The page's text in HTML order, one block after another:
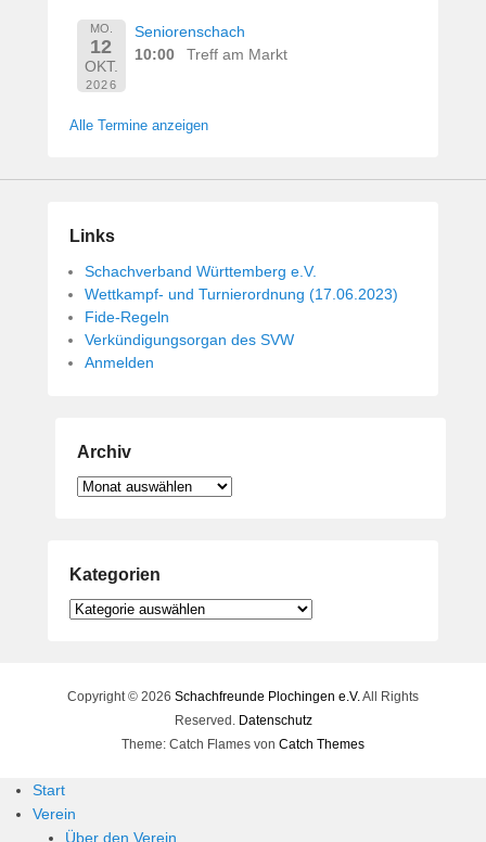
MO.
12
OKT.
2026
Seniorenschach
10:00
Treff am Markt
Alle Termine anzeigen
Links
Schachverband Württemberg e.V.
Wettkampf- und Turnierordnung (17.06.2023)
Fide-Regeln
Verkündigungsorgan des SVW
Anmelden
Archiv
Archiv
Kategorien
Kategorien
Copyright © 2026 Schachfreunde Plochingen e.V.All Rights
Reserved. Datenschutz
Theme: Catch Flames von Catch Themes
Start
Verein
Über den Verein